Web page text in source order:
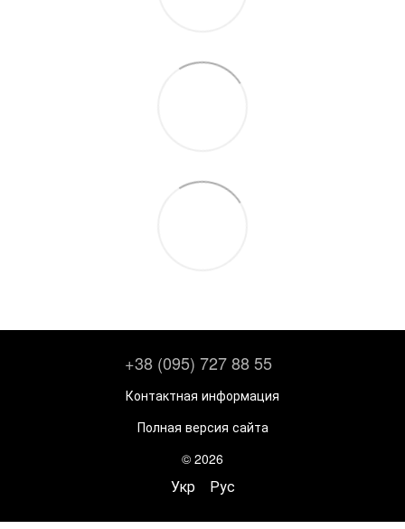
+38 (095) 727 88 55
Контактная информация
Полная версия сайта
© 2026
Укр Рус